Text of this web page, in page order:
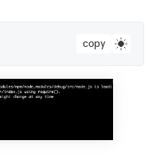
copy